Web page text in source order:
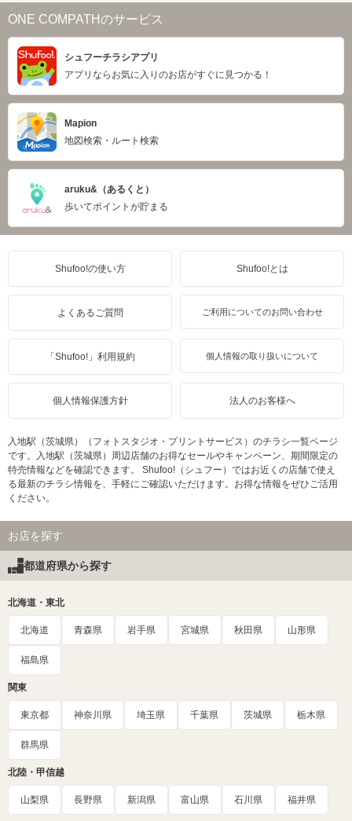
ONE COMPATHのサービス
シュフーチラシアプリ
アプリならお気に入りのお店がすぐに見つかる！
Mapion
地図検索・ルート検索
aruku&（あるくと）
歩いてポイントが貯まる
Shufoo!の使い方 Shufoo!とは
よくあるご質問 ご利用についてのお問い合わせ
「Shufoo!」利用規約 個人情報の取り扱いについて
個人情報保護方針 法人のお客様へ
入地駅（茨城県）（フォトスタジオ・プリントサービス）のチラシ一覧ページ
です。入地駅（茨城県）周辺店舗のお得なセールやキャンペーン、期間限定の
特売情報などを確認できます。 Shufoo!（シュフー）ではお近くの店舗で使え
る最新のチラシ情報を、手軽にご確認いただけます。お得な情報をぜひご活用
ください。
お店を探す
都道府県から探す
北海道・東北
北海道 青森県 岩手県 宮城県 秋田県 山形県
福島県
関東
東京都 神奈川県 埼玉県 千葉県 茨城県 栃木県
群馬県
北陸・甲信越
山梨県 長野県 新潟県 富山県 石川県 福井県